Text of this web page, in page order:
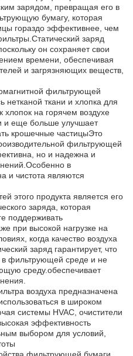
зарядом, превращая его в
бумагу, которая
гораздо эффективнее, чем
заряд
он сохраняет свои
времени, обеспечивая
и загрязняющих веществ,
фильтрующей
нетканой ткани и хлопка для
хлопок на горячем воздухе
и еще больше улучшает
крошечные частицыЭто
фильтрующей
но и надежна и
в
и чистота являются
этого продукта является его
заряда, которая
поддерживать
при высокой нагрузке на
когда качество воздуха
заряд гарантирует, что
в фильтрующей среде и не
среду.обеспечивает
воздуха предназначена
в широком
системы HVAC, очистители
эффективность
выбором для условий,